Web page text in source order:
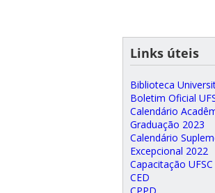
Links úteis
Biblioteca
Boletim Oficial
Calendário
Graduação 2023
Calendário
Excepcional 2022
Capacitação UFSC
CED